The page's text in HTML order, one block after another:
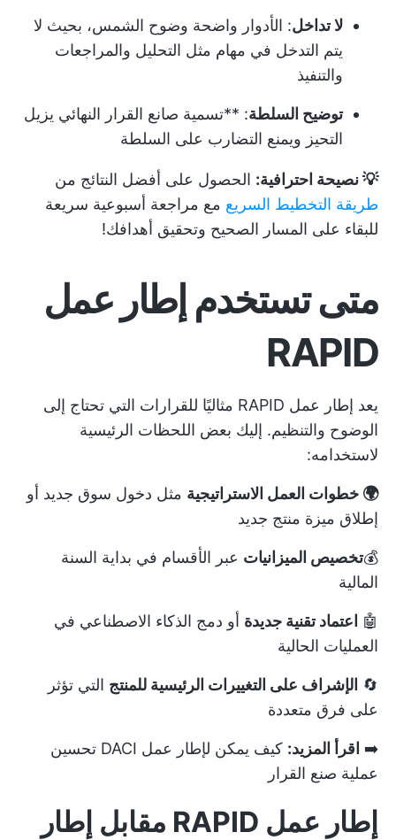
لا تداخل: الأدوار واضحة وضوح الشمس، بحيث لا
يتم التدخل في مهام مثل التحليل والمراجعات
والتنفيذ
توضيح السلطة: **تسمية صانع القرار النهائي يزيل
التحيز ويمنع التضارب على السلطة
💡 نصيحة احترافية: الحصول على أفضل النتائج من
طريقة التخطيط السريع مع مراجعة أسبوعية سريعة
للبقاء على المسار الصحيح وتحقيق أهدافك!
متى تستخدم إطار عمل
RAPID
يعد إطار عمل RAPID مثاليًا للقرارات التي تحتاج إلى
الوضوح والتنظيم. إليك بعض اللحظات الرئيسية
لاستخدامه:
🌍 خطوات العمل الاستراتيجية مثل دخول سوق جديد أو
إطلاق ميزة منتج جديد
💰تخصيص الميزانيات عبر الأقسام في بداية السنة
المالية
🤖 اعتماد تقنية جديدة أو دمج الذكاء الاصطناعي في
العمليات الحالية
🔄 الإشراف على التغييرات الرئيسية للمنتج التي تؤثر
على فرق متعددة
➡️ اقرأ المزيد:
كيف يمكن لإطار عمل DACI تحسين
عملية صنع القرار
إطار عمل RAPID مقابل إطار